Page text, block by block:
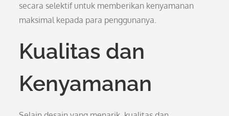
secara selektif untuk memberikan kenyamanan
maksimal kepada para penggunanya.
Kualitas dan
Kenyamanan